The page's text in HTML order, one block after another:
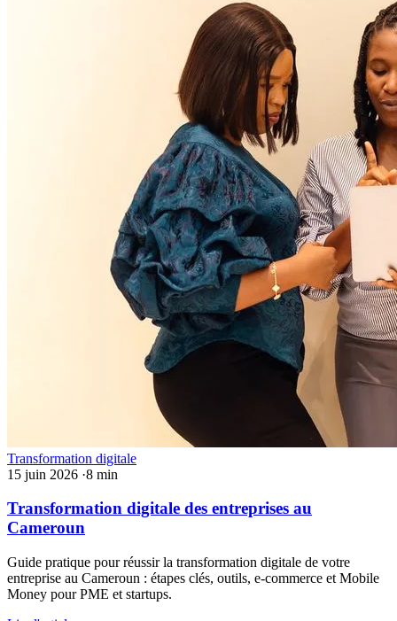
Transformation digitale
15 juin 2026 ·8 min
Transformation digitale des entreprises au
Cameroun
Guide pratique pour réussir la transformation digitale de votre
entreprise au Cameroun : étapes clés, outils, e-commerce et Mobile
Money pour PME et startups.